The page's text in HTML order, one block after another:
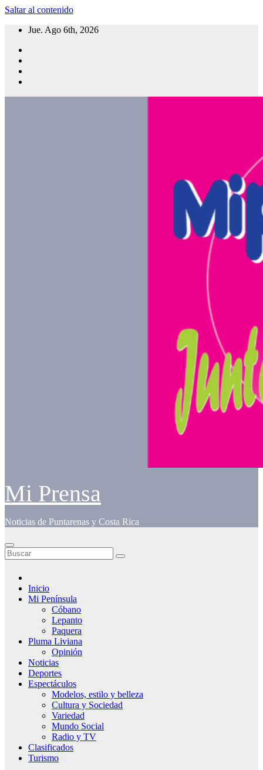
Saltar al contenido
Jue. Ago 6th, 2026
Mi Prensa
Noticias de Puntarenas y Costa Rica
Inicio
Mi Península
Cóbano
Lepanto
Paquera
Pluma Liviana
Opinión
Noticias
Deportes
Espectáculos
Modelos, estilo y belleza
Cultura y Sociedad
Variedad
Mundo Social
Radio y TV
Clasificados
Turismo